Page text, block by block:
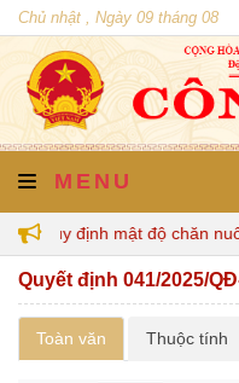
Chủ nhật , Ngày 09 tháng 08
năm 2026
MENU
Lắk quy định mật độ chăn
Quyết định 041/2025/
Toàn văn Thuộc tính